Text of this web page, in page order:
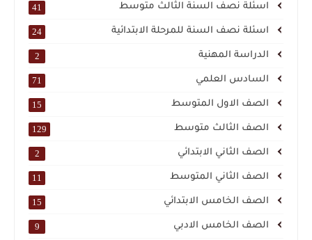
اسئلة نصف السنة الثالث متوسط 41
اسئلة نصف السنة للمرحلة الابتدائية 24
الدراسة المهنية 2
السادس العلمي 71
الصف الاول المتوسط 15
الصف الثالث متوسط 129
الصف الثاني الابتدائي 2
الصف الثاني المتوسط 11
الصف الخامس الابتدائي 15
الصف الخامس الادبي 9